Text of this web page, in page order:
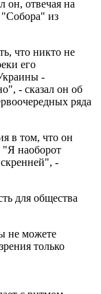
он, отвечая на
"Собора" из
что никто не
его
-
- сказал он об
ряда
в том, что он
наоборот
-
для общества
не можете
только